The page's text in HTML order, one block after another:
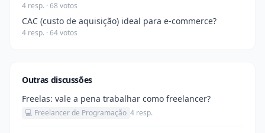
4 resp. · 68 votos
CAC (custo de aquisição) ideal para e-commerce?
4 resp. · 64 votos
Outras discussões
Freelas: vale a pena trabalhar como freelancer?
💻 Freelancer de Programação 4 resp.